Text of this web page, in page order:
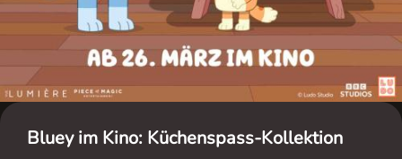
Bluey im Kino: Küchenspass-Kollektion